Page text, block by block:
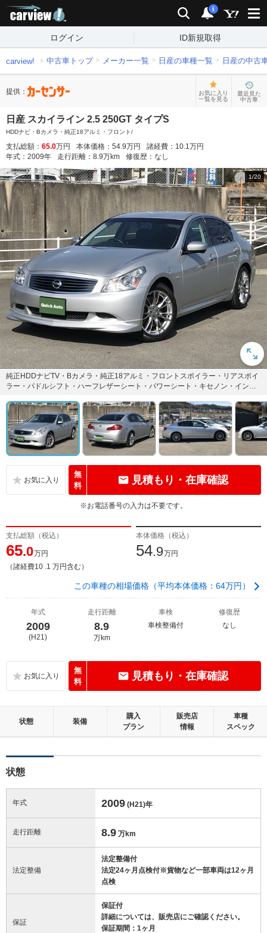
検索 通知
i
ログイン ID新規取得
carview! 中古車トップ メーカー一覧 日産の車種一覧 日産の中古
提供：
お気に入り
一覧を見る
最近見た
中古車
日産 スカイライン 2.5 250GT タイプS
HDDナビ・Bカメラ・純正18アルミ・フロント/
支払総額： 65.0万円 本体価格： 54.9万円 諸経費： 10.1万円
年式： 2009年 走行距離： 8.9万km 修復歴： なし
1/20
純正HDDナビTV・Bカメラ・純正18アルミ・フロントスポイラー・リアスポイ
ラー・パドルシフト・ハーフレザーシート・パワーシート・キセノン・インテ
無
料
見積もり・在庫確認
※お電話番号の入力は不要です。
支払総額（税込）
65.0万円
（諸経費10 .1 万円含む）
本体価格（税込）
54.9万円
この車種の相場価格（平均本体価格：64万円）
年式
2009
(H21)
走行距離
8.9
万km
車検
車検整備付
修復歴
なし
無
料
見積もり・在庫確認
状態 装備
購入
プラン
販売店
情報
車種
スペック
状態
年式 2009 (H21)年
走行距離 8.9 万km
法定整備
法定整備付
法定24ヶ月点検付※貨物など一部車両は12ヶ月
点検
保証
保証付
詳細については、販売店にご確認ください。
保証期間：1ヶ月